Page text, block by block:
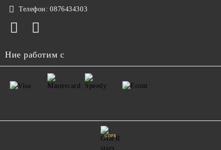
Телефон: 0876434303
Ние работим с
GDPR